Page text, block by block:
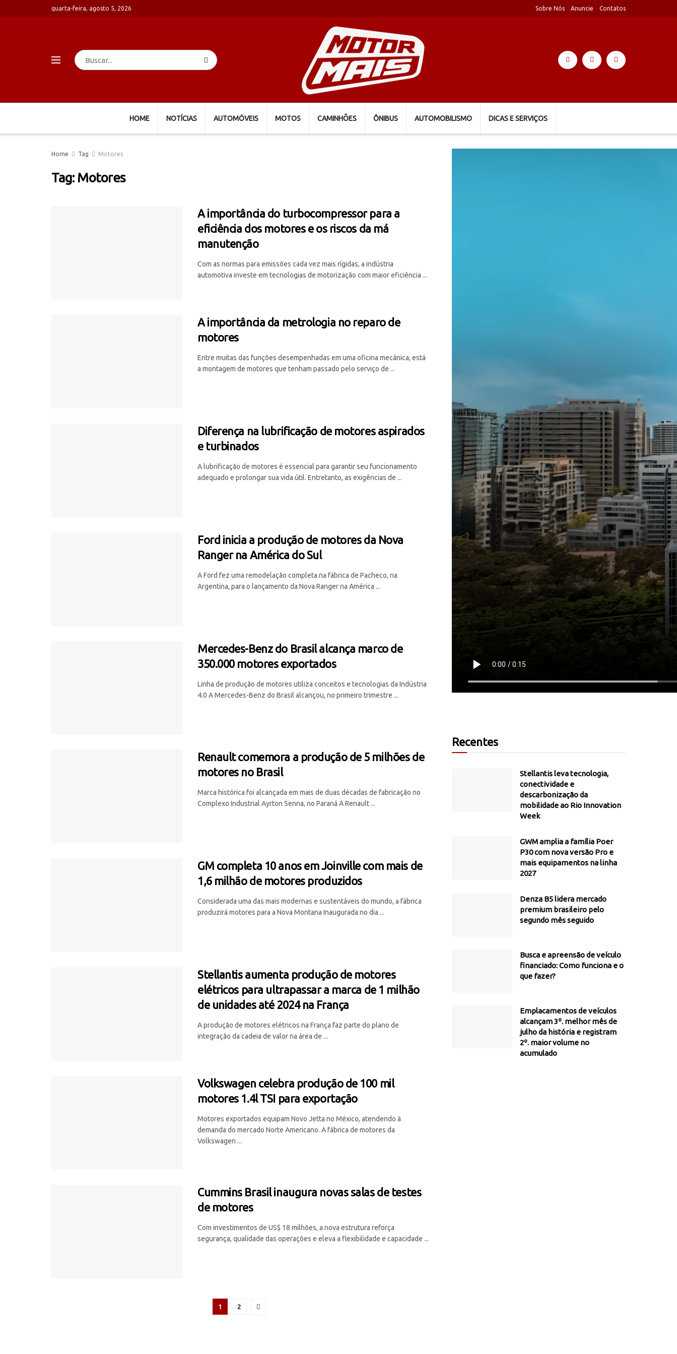
quarta-feira, agosto 5, 2026 Sobre Nós Anuncie Contatos
HOME NOTÍCIAS AUTOMÓVEIS MOTOS CAMINHÕES ÔNIBUS AUTOMOBILISMO DICAS E SERVIÇOS
Home Tag Motores
Tag: Motores
A importância do turbocompressor para a
eficiência dos motores e os riscos da má
manutenção
Com as normas para emissões cada vez mais rígidas, a indústria
automotiva investe em tecnologias de motorização com maior eficiência ...
A importância da metrologia no reparo de
motores
Entre muitas das funções desempenhadas em uma oficina mecânica, está
a montagem de motores que tenham passado pelo serviço de ...
Diferença na lubrificação de motores aspirados
e turbinados
A lubrificação de motores é essencial para garantir seu funcionamento
adequado e prolongar sua vida útil. Entretanto, as exigências de ...
Ford inicia a produção de motores da Nova
Ranger na América do Sul
A Ford fez uma remodelação completa na fábrica de Pacheco, na
Argentina, para o lançamento da Nova Ranger na América ...
Mercedes-Benz do Brasil alcança marco de
350.000 motores exportados
Linha de produção de motores utiliza conceitos e tecnologias da Indústria
4.0 A Mercedes-Benz do Brasil alcançou, no primeiro trimestre ...
Renault comemora a produção de 5 milhões de
motores no Brasil
Marca histórica foi alcançada em mais de duas décadas de fabricação no
Complexo Industrial Ayrton Senna, no Paraná A Renault ...
GM completa 10 anos em Joinville com mais de
1,6 milhão de motores produzidos
Considerada uma das mais modernas e sustentáveis do mundo, a fábrica
produzirá motores para a Nova Montana Inaugurada no dia ...
Stellantis aumenta produção de motores
elétricos para ultrapassar a marca de 1 milhão
de unidades até 2024 na França
A produção de motores elétricos na França faz parte do plano de
integração da cadeia de valor na área de ...
Volkswagen celebra produção de 100 mil
motores 1.4l TSI para exportação
Motores exportados equipam Novo Jetta no México, atendendo à
demanda do mercado Norte Americano. A fábrica de motores da
Volkswagen ...
Cummins Brasil inaugura novas salas de testes
de motores
Com investimentos de US$ 18 milhões, a nova estrutura reforça
segurança, qualidade das operações e eleva a flexibilidade e capacidade ...
1 2
Recentes
Stellantis leva tecnologia,
conectividade e
descarbonização da
mobilidade ao Rio Innovation
Week
GWM amplia a família Poer
P30 com nova versão Pro e
mais equipamentos na linha
2027
Denza B5 lidera mercado
premium brasileiro pelo
segundo mês seguido
Busca e apreensão de veículo
financiado: Como funciona e o
que fazer?
Emplacamentos de veículos
alcançam 3º. melhor mês de
julho da história e registram
2º. maior volume no
acumulado